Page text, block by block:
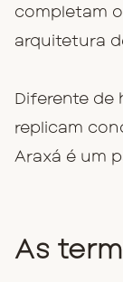
completam
arquitetura
Diferente de
replicam
Araxá é um
As